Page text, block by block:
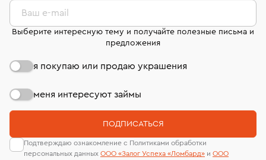
странице«Возврат украшений»
Ваш e-mail
Выберите интересную тему и получайте полезные письма и
предложения
я покупаю или продаю украшения
меня интересуют займы
ПОДПИСАТЬСЯ
Подтверждаю ознакомление с Политиками обработки
персональных данных ООО «Залог Успеха «Ломбард» и ООО